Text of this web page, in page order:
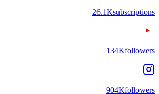
26.1Ksubscriptions
134Kfollowers
904Kfollowers